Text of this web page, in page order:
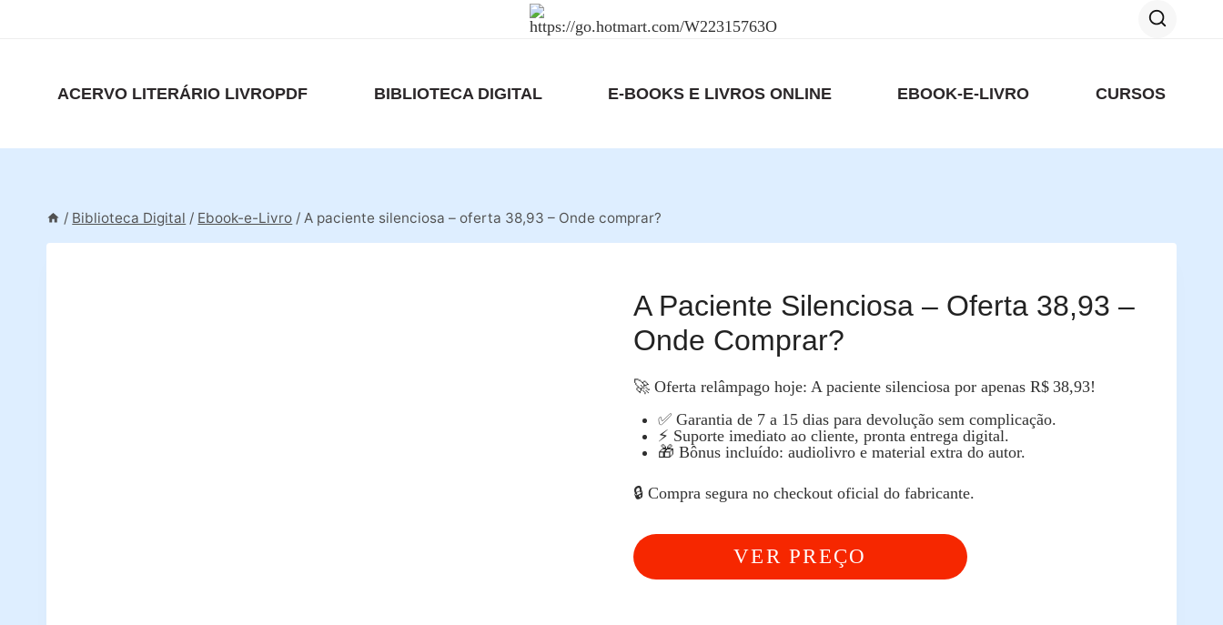
ACERVO LITERÁRIO LIVROPDF BIBLIOTECA DIGITAL E-BOOKS E LIVROS ONLINE EBOOK-E-LIVRO CURSOS
/ Biblioteca Digital / Ebook-e-Livro / A paciente silenciosa – oferta 38,93 – Onde comprar?
A Paciente Silenciosa – Oferta 38,93 –
Onde Comprar?
🚀 Oferta relâmpago hoje: A paciente silenciosa por apenas R$ 38,93!
✅ Garantia de 7 a 15 dias para devolução sem complicação.
⚡ Suporte imediato ao cliente, pronta entrega digital.
🎁 Bônus incluído: audiolivro e material extra do autor.
🔒 Compra segura no checkout oficial do fabricante.
VER PREÇO